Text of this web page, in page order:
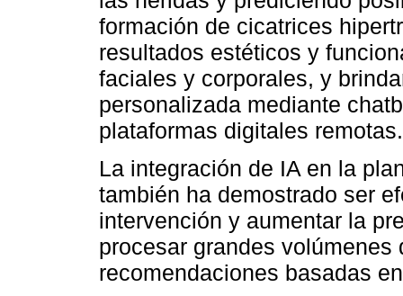
formación de cicatrices
resultados estéticos y
faciales y corporales, y
personalizada mediante
plataformas digitales remotas.
La integración de IA en la
también ha demostrado ser
intervención y aumentar la
procesar grandes
recomendaciones basadas